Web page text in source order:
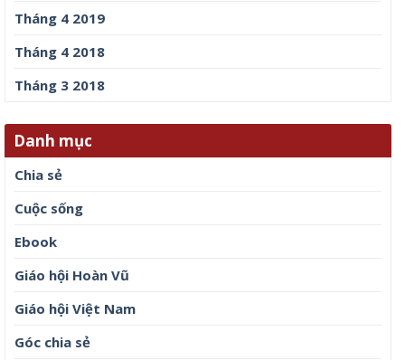
Tháng 4 2019
Tháng 4 2018
Tháng 3 2018
Danh mục
Chia sẻ
Cuộc sống
Ebook
Giáo hội Hoàn Vũ
Giáo hội Việt Nam
Góc chia sẻ